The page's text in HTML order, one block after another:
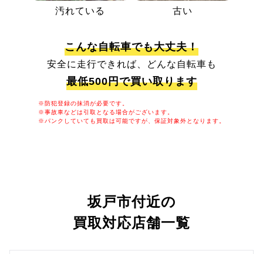
汚れている 古い
こんな自転車でも大丈夫！
安全に走行できれば、どんな自転車も
最低500円で買い取ります
※防犯登録の抹消が必要です。
※事故車などは引取となる場合がございます。
※パンクしていても買取は可能ですが、保証対象外となります。
坂戸市付近の
買取対応店舗一覧